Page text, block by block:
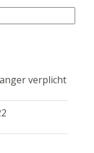
verplicht